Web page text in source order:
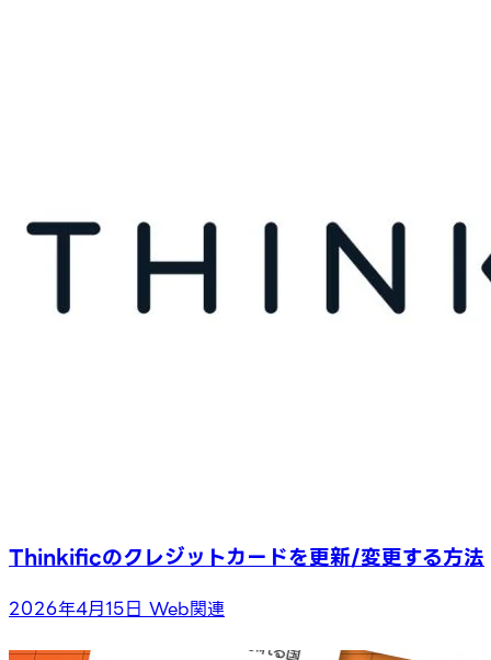
Thinkificのクレジットカードを更新/変更する方法
2026年4月15日 Web関連